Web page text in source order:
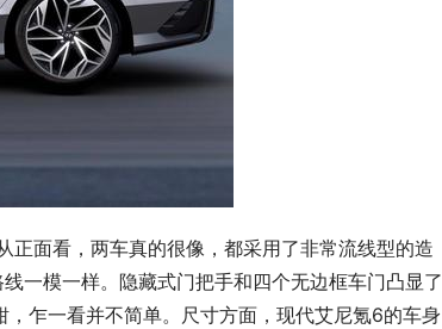
面看，两车真的很像，都采用了非常流线型的造
一模一样。隐藏式门把手和四个无边框车门凸显了
乍一看并不简单。尺寸方面，现代艾尼氪6的车身